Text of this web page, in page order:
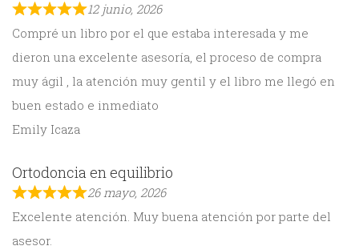
12 junio, 2026
Compré un libro por el que estaba interesada y me
dieron una excelente asesoría, el proceso de compra
muy ágil , la atención muy gentil y el libro me llegó en
buen estado e inmediato
Emily Icaza
Ortodoncia en equilibrio
26 mayo, 2026
Excelente atención. Muy buena atención por parte del
asesor.